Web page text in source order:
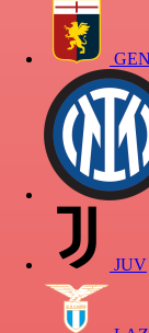
GEN
JUV